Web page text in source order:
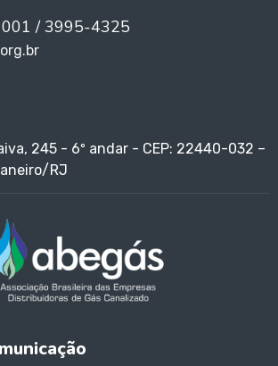
/ 3995-4325
245 - 6º andar - CEP: 22440-032 –
RJ